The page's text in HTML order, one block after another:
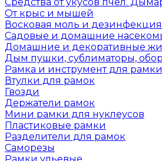
От крыс и мышей
Восковая моль и дезинфекция
Садовые и домашние
Домашние и декоративные
Дым пушки, сублиматоры,
Рамка и инструмент для
Втулки для рамок
Гвозди
Держатели рамок
Мини рамки для нуклеусов
Пластиковые рамки
Разделители для рамок
Саморезы